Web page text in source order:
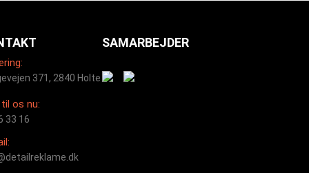
371, 2840 Holte
til os nu:
33 16
SAMARBEJDER